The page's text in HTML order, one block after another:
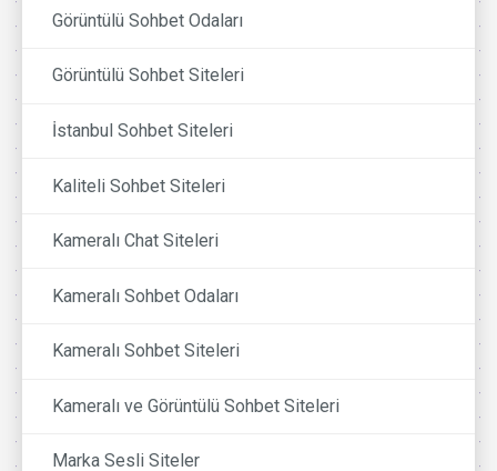
Görüntülü Sohbet Odaları
Görüntülü Sohbet Siteleri
İstanbul Sohbet Siteleri
Kaliteli Sohbet Siteleri
Kameralı Chat Siteleri
Kameralı Sohbet Odaları
Kameralı Sohbet Siteleri
Kameralı ve Görüntülü Sohbet Siteleri
Marka Sesli Siteler